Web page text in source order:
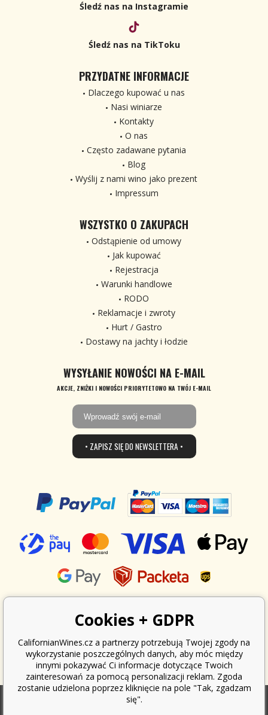
Śledź nas na Instagramie
Śledź nas na TikToku
PRZYDATNE INFORMACJE
Dlaczego kupować u nas
Nasi winiarze
Kontakty
O nas
Często zadawane pytania
Blog
Wyślij z nami wino jako prezent
Impressum
WSZYSTKO O ZAKUPACH
Odstąpienie od umowy
Jak kupować
Rejestracja
Warunki handlowe
RODO
Reklamacje i zwroty
Hurt / Gastro
Dostawy na jachty i łodzie
WYSYŁANIE NOWOŚCI NA E-MAIL
AKCJE, ZNIŻKI I NOWOŚCI PRIORYTETOWO NA TWÓJ E-MAIL
• ZAPISZ SIĘ DO NEWSLETTERA •
Cookies + GDPR
CalifornianWines.cz a partnerzy potrzebują Twojej zgody na
wykorzystanie poszczególnych danych, aby móc między
innymi pokazywać Ci informacje dotyczące Twoich
zainteresowań za pomocą personalizacji reklam. Zgoda
zostanie udzielona poprzez kliknięcie na pole "Tak, zgadzam
się".